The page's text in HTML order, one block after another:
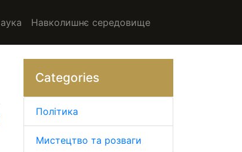
Навколишнє середовище
Categories
Політика
Мистецтво та розваги